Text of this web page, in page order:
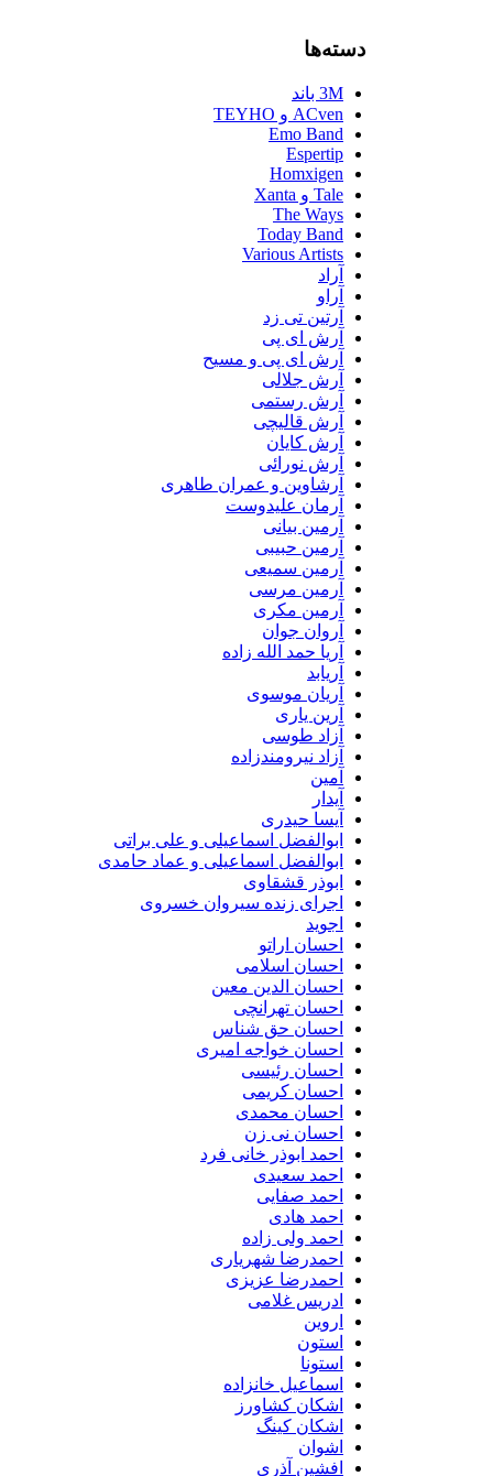
دسته‌ها
3M باند
ACven و TEYHO
Emo Band
Espertip
Homxigen
Tale و Xanta
The Ways
Today Band
Various Artists
آراد
آراو
آرتین تی زد
آرش ای پی
آرش ای پی و مسیح
آرش جلالی
آرش رستمی
آرش قالیچی
آرش کایان
آرش نورائی
آرشاوین و عمران طاهری
آرمان علیدوست
آرمین بیانی
آرمین حبیبی
آرمین سمیعی
آرمین مرسی
آرمین مکری
آروان جوان
آریا حمد الله زاده
آریابد
آریان موسوی
آرین یاری
آزاد طوسی
آزاد نیرومندزاده
آمین
آیدار
آیسا حیدری
ابوالفضل اسماعیلی و علی براتی
ابوالفضل اسماعیلی و عماد حامدی
ابوذر قشقاوی
اجرای زنده سیروان خسروی
اجوید
احسان اراتو
احسان اسلامی
احسان الدین معین
احسان تهرانچی
احسان حق شناس
احسان خواجه امیری
احسان رئیسی
احسان کریمی
احسان محمدی
احسان نی زن
احمد ابوذر خانی فرد
احمد سعیدی
احمد صفایی
احمد هادی
احمد ولی زاده
احمدرضا شهریاری
احمدرضا عزیزی
ادریس غلامی
اروین
استون
استونا
اسماعیل خانزاده
اشکان کشاورز
اشکان کینگ
اشوان
افشین آذری